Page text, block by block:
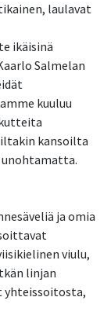
laulavat
ikäisinä
Salmelan
kuuluu
kansoilta
unohtamatta.
ja omia
viulu,
linjan
yhteissoitosta,